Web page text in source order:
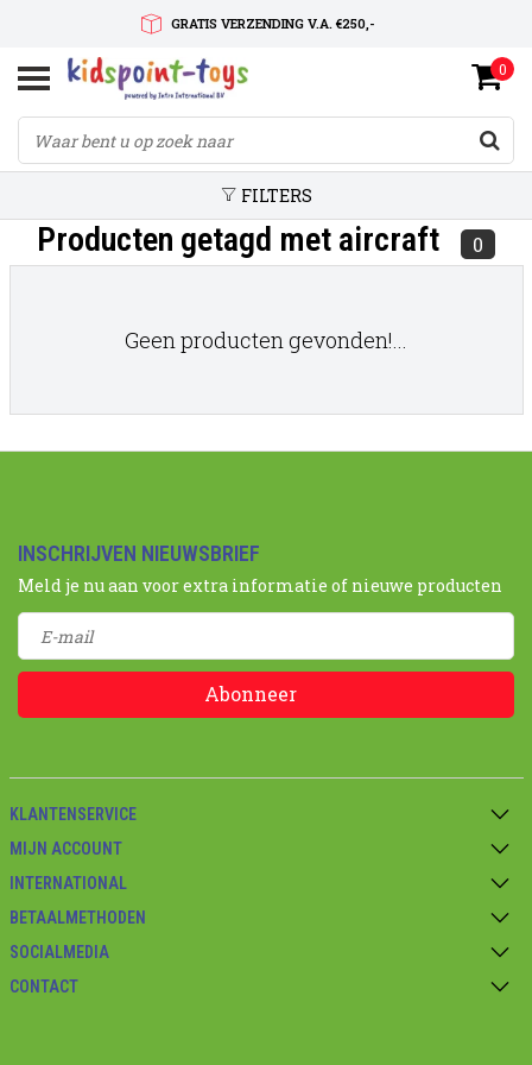
GRATIS VERZENDING V.A. €250,-
SNELLE LEVERTIJD
SERVICE OP MAAT
0
FILTERS
Producten getagd met aircraft 0
Geen producten gevonden!...
INSCHRIJVEN NIEUWSBRIEF
Meld je nu aan voor extra informatie of nieuwe producten
Abonneer
KLANTENSERVICE
MIJN ACCOUNT
INTERNATIONAL
BETAALMETHODEN
SOCIALMEDIA
CONTACT